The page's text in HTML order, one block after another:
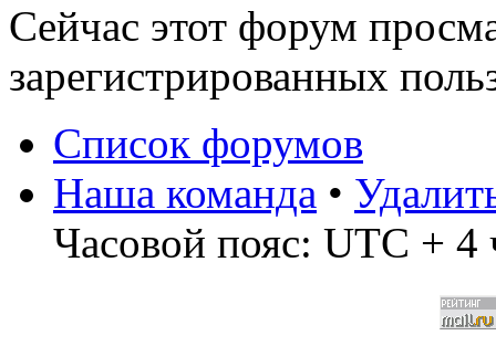
Сейчас этот форум
зарегистрированных
Список форумов
Наша команда •
Часовой пояс: UTC + 4